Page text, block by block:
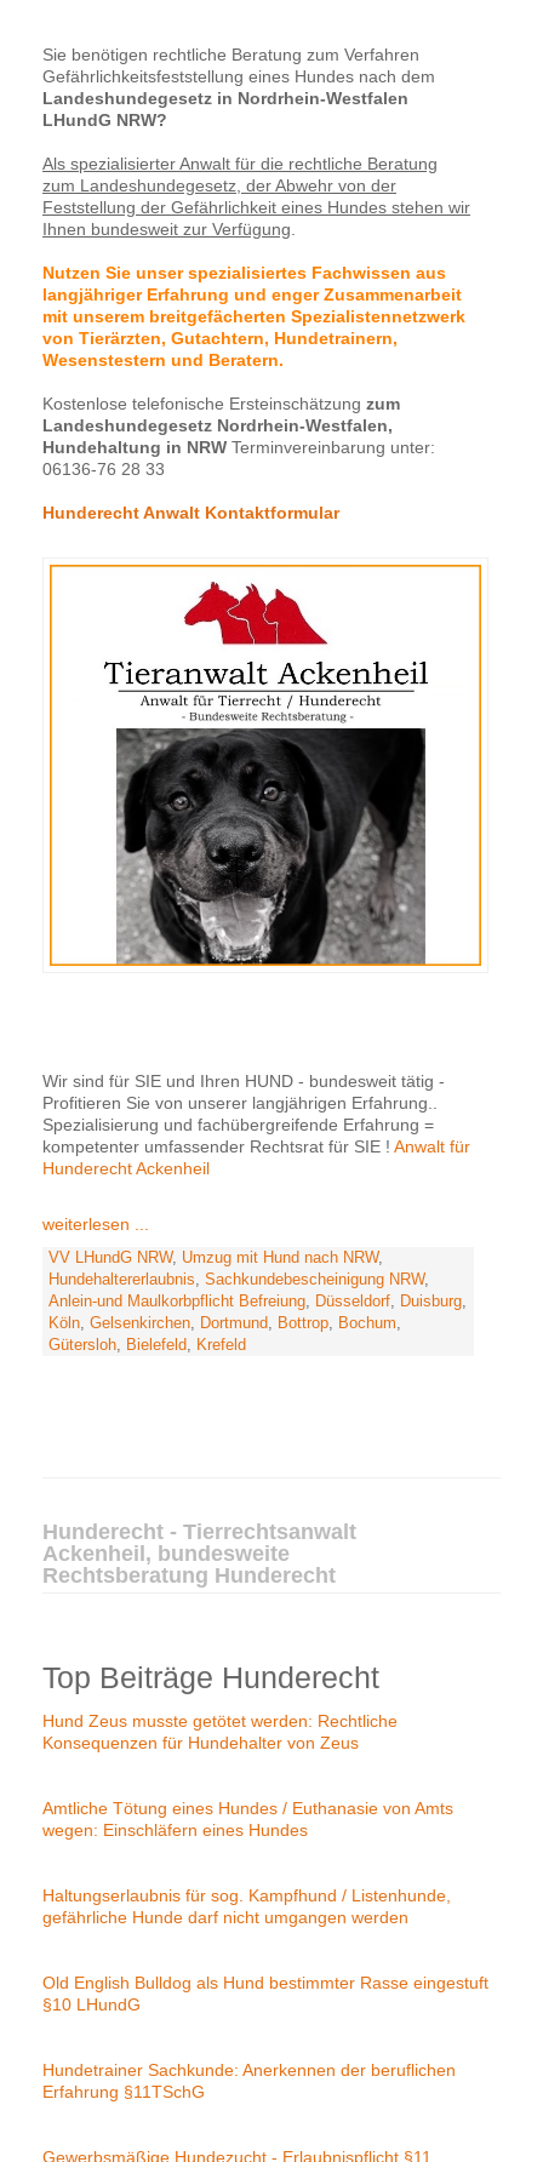
Sie benötigen rechtliche Beratung zum Verfahren
Gefährlichkeitsfeststellung eines Hundes nach dem
Landeshundegesetz in Nordrhein-Westfalen
LHundG NRW?
Als spezialisierter Anwalt für die rechtliche Beratung
zum Landeshundegesetz, der Abwehr von der
Feststellung der Gefährlichkeit eines Hundes stehen wir
Ihnen bundesweit zur Verfügung
Nutzen Sie unser spezialisiertes Fachwissen aus
langjähriger Erfahrung und enger Zusammenarbeit
mit unserem breitgefächerten Spezialistennetzwerk
von Tierärzten, Gutachtern, Hundetrainern,
Wesenstestern und Beratern.
Kostenlose telefonische Ersteinschätzung zum
Landeshundegesetz Nordrhein-Westfalen,
Hundehaltung in NRW Terminvereinbarung unter:
06136-76 28 33
Hunderecht Anwalt Kontaktformular
Wir sind für SIE und Ihren HUND - bundesweit tätig -
Profitieren Sie von unserer langjährigen Erfahrung..
Spezialisierung und fachübergreifende Erfahrung =
kompetenter umfassender Rechtsrat für SIE ! Anwalt für
Hunderecht Ackenheil
weiterlesen ...
VV LHundG NRW, Umzug mit Hund nach NRW,
Hundehaltererlaubnis, Sachkundebescheinigung NRW,
Anlein-und Maulkorbpflicht Befreiung, Düsseldorf, Duisburg,
Köln, Gelsenkirchen, Dortmund, Bottrop, Bochum,
Gütersloh, Bielefeld, Krefeld
Hunderecht - Tierrechtsanwalt
Ackenheil, bundesweite
Rechtsberatung Hunderecht
Top Beiträge Hunderecht
Hund Zeus musste getötet werden: Rechtliche
Konsequenzen für Hundehalter von Zeus
Amtliche Tötung eines Hundes / Euthanasie von Amts
wegen: Einschläfern eines Hundes
Haltungserlaubnis für sog. Kampfhund / Listenhunde,
gefährliche Hunde darf nicht umgangen werden
Old English Bulldog als Hund bestimmter Rasse eingestuft
§10 LHundG
Hundetrainer Sachkunde: Anerkennen der beruflichen
Erfahrung §11TSchG
Gewerbsmäßige Hundezucht - Erlaubnispflicht §11